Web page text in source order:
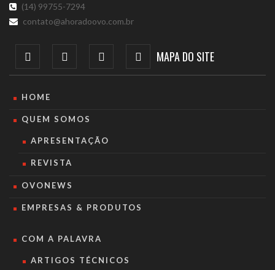
(14) 99755-7294
contato@ahoradoovo.com.br
MAPA DO SITE
HOME
QUEM SOMOS
APRESENTAÇÃO
REVISTA
OVONEWS
EMPRESAS & PRODUTOS
COM A PALAVRA
ARTIGOS TÉCNICOS